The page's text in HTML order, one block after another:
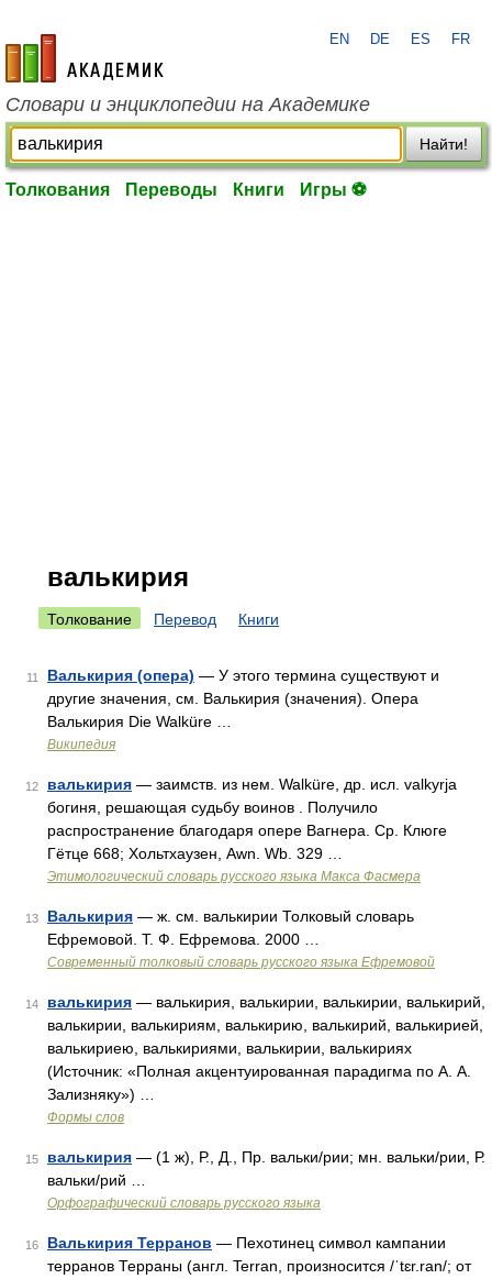
academic.ru
EN DE ES FR
Словари и энциклопедии на Академике
Найти!
Толкования Переводы Книги Игры ⚽
валькирия
Толкование Перевод Книги
11 Валькирия (опера) — У этого термина существуют и
другие значения, см. Валькирия (значения). Опера
Валькирия Die Walküre …
Википедия
12 валькирия — заимств. из нем. Walküre, др. исл. valkyrja
богиня, решающая судьбу воинов . Получило
распространение благодаря опере Вагнера. Ср. Клюге
Гётце 668; Хольтхаузен, Awn. Wb. 329 …
Этимологический словарь русского языка Макса Фасмера
13 Валькирия — ж. см. валькирии Толковый словарь
Ефремовой. Т. Ф. Ефремова. 2000 …
Современный толковый словарь русского языка Ефремовой
14 валькирия — валькирия, валькирии, валькирии, валькирий,
валькирии, валькириям, валькирию, валькирий, валькирией,
валькириею, валькириями, валькирии, валькириях
(Источник: «Полная акцентуированная парадигма по А. А.
Зализняку») …
Формы слов
15 валькирия — (1 ж), Р., Д., Пр. вальки/рии; мн. вальки/рии, Р.
вальки/рий …
Орфографический словарь русского языка
16 Валькирия Терранов — Пехотинец символ кампании
терранов Терраны (англ. Terran, произносится /ˈtɛr.ran/; от